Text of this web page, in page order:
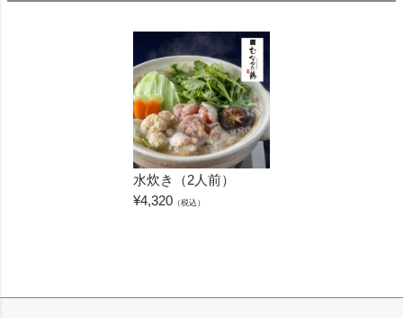
水炊き（2人前）
¥4,320 （税込）